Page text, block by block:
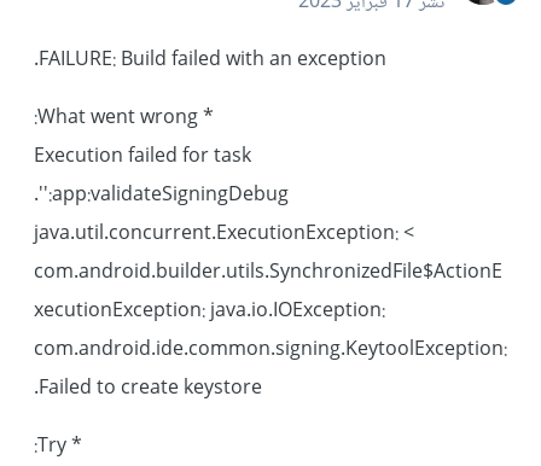
FAILURE: Build failed with an exception.
* What went wrong:
Execution failed for task
':app:validateSigningDebug'.
> java.util.concurrent.ExecutionException:
com.android.builder.utils.SynchronizedFile$ActionE
xecutionException: java.io.IOException:
com.android.ide.common.signing.KeytoolException:
Failed to create keystore.
* Try: